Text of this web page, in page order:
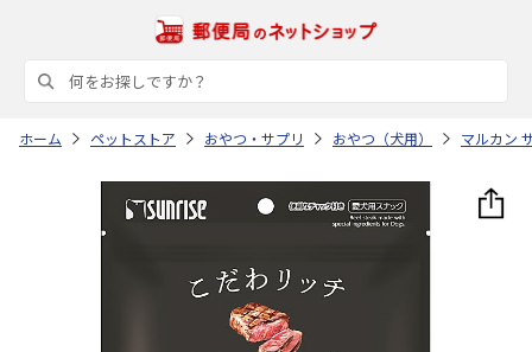
ホーム ペットストア おやつ・サプリ おやつ（犬用） マルカン